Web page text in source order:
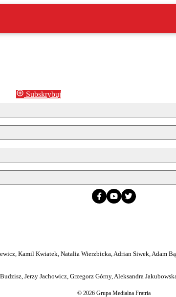
Subskrybuj
Kamil Kwiatek, Natalia Wierzbicka, Adrian Siwek, Adam
Jerzy Jachowicz, Grzegorz Górny, Aleksandra
© 2026 Grupa Medialna Fratria